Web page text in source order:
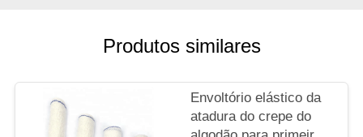
Produtos similares
Envoltório elástico da
atadura do crepe do